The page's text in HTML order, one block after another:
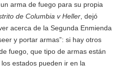
arma de fuego para su propia
de Columbia v Heller , dejó
acerca de la Segunda Enmienda
y portar armas”: si hay otros
fuego, que tipo de armas están
estados pueden ir en la